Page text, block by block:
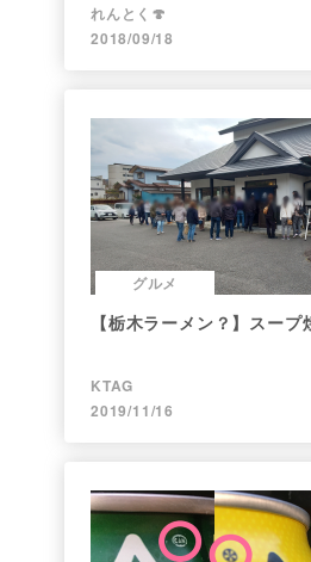
れんとく🍄
2018/09/18
グルメ
【栃木ラーメン？】スープ
KTAG
2019/11/16